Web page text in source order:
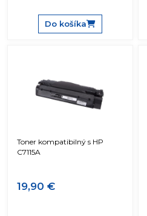
Do košíka
Toner kompatibilný s HP
C7115A
19,90 €